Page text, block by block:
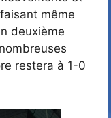
même
deuxième
restera à 1-0